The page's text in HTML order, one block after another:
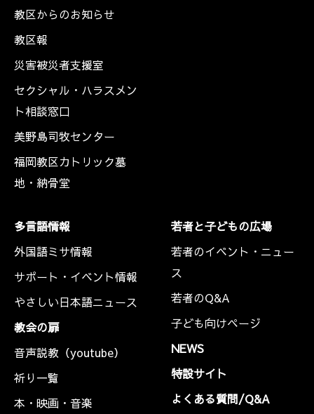
教区からのお知らせ
教区報
災害被災者支援室
セクシャル・ハラスメン
ト相談窓口
美野島司牧センター
福岡教区カトリック墓
地・納骨堂
多言語情報
外国語ミサ情報
サポート・イベント情報
やさしい日本語ニュース
教会の扉
音声説教（youtube）
祈り一覧
本・映画・音楽
若者と子どもの広場
若者のイベント・ニュー
ス
若者のQ&A
子ども向けページ
NEWS
特設サイト
よくある質問/Q&A